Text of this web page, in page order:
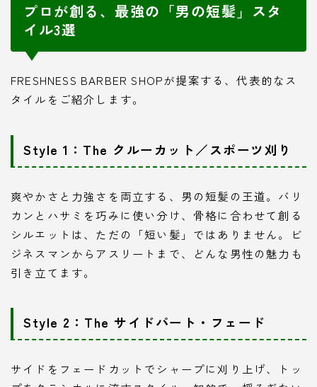
プロが創る、最強の「男の短髪」スタ
イル3選
FRESHNESS BARBER SHOPが提案する、代表的なス
タイルをご紹介します。
Style 1：The クルーカット／スポーツ刈り
爽やかさと力強さを両立する、男の短髪の王道。バリ
カンとハサミを巧みに使い分け、骨格に合わせて創る
シルエットは、ただの「短い髪」ではありません。ビ
ジネスマンからアスリートまで、どんな男性の魅力も
引き立てます。
Style 2：The サイドパート・フェード
サイドをフェードカットでシャープに刈り上げ、トッ